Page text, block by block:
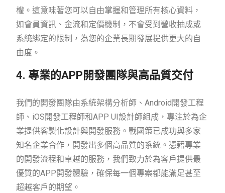
權。這意味著您可以自由掌握和管理所有核心資料，
如會員資訊、金流和定價機制，不會受到營收抽成或
系統綁定的限制，為您的企業長期發展提供更大的自
由度。
4. 專業的APP開發團隊與高品質交付
我們的開發團隊由系統架構分析師、Android開發工程
師、iOS開發工程師和APP UI設計師組成，專注於為企
業提供客製化設計與開發服務。戰國策已成功與多家
知名企業合作，開發出多個高品質的系統。憑藉專業
的開發流程和卓越的服務，我們致力於為客戶提供最
優質的APP開發體驗，確保每一個專案都能滿足甚至
超越客戶的期望。